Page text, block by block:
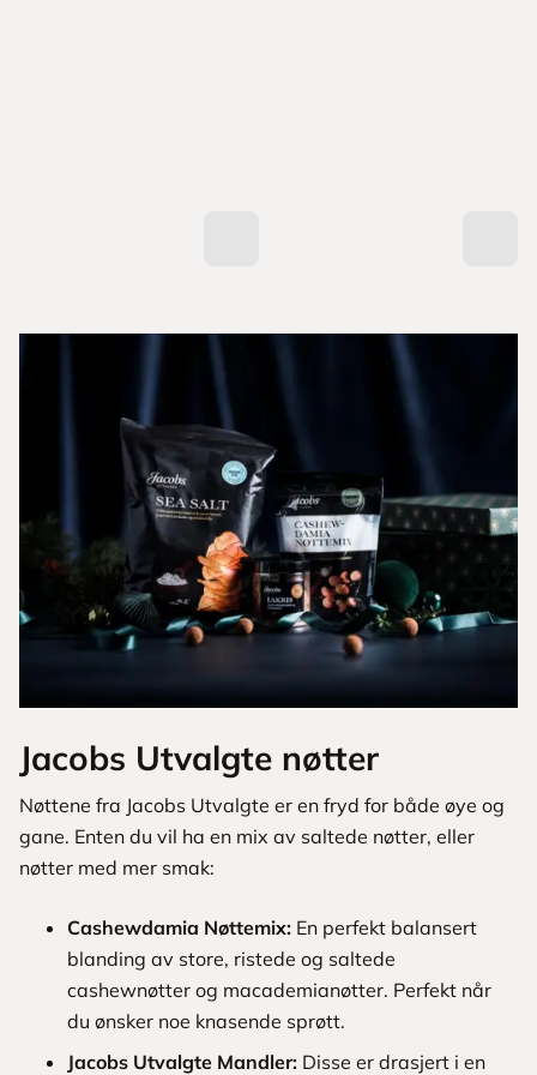
Jacobs Utvalgte nøtter
Nøttene fra Jacobs Utvalgte er en fryd for både øye og
gane. Enten du vil ha en mix av saltede nøtter, eller
nøtter med mer smak:
Cashewdamia Nøttemix: En perfekt balansert
blanding av store, ristede og saltede
cashewnøtter og macademianøtter. Perfekt når
du ønsker noe knasende sprøtt.
Jacobs Utvalgte Mandler: Disse er drasjert i en